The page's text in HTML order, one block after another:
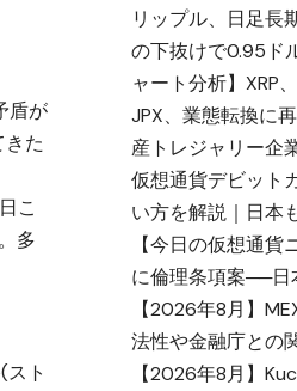
盾が
た
こ
多
ト
リップル、日足長
の下抜けで0.95ド
ャート分析】XRP
JPX、業態転換に
産トレジャリー企
仮想通貨デビット
い方を解説｜日本
【今日の仮想通
に倫理条項案──日
【2026年8月】
法性や金融庁との
【2026年8月】